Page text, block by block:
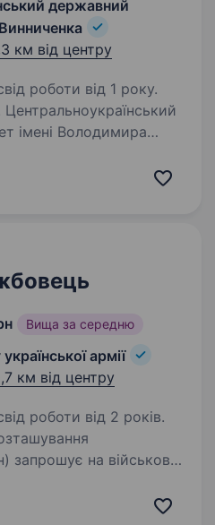
державний
км від центру
роботи від 1 року.
імені Володимира
бухгалтера. Якщо
Вища за середню
армії
км від центру
роботи від 2 років.
запрошує на військову